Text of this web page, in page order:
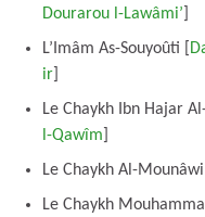
Dourarou l-Lawâmi’
L’Imâm As-Souyoûti [
ir
Le Chaykh Ibn Hajar
l-Qawîm
Le Chaykh Al-Mounâwi [
Le Chaykh